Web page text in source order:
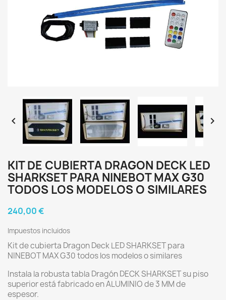
 
KIT DE CUBIERTA DRAGON DECK LED
SHARKSET PARA NINEBOT MAX G30
TODOS LOS MODELOS O SIMILARES
240,00 €
Impuestos incluidos
Kit de cubierta Dragon Deck LED SHARKSET para
NINEBOT MAX G30 todos los modelos o similares
Instala la robusta tabla Dragón DECK SHARKSET su piso
superior está fabricado en ALUMINIO de 3 MM de
espesor.